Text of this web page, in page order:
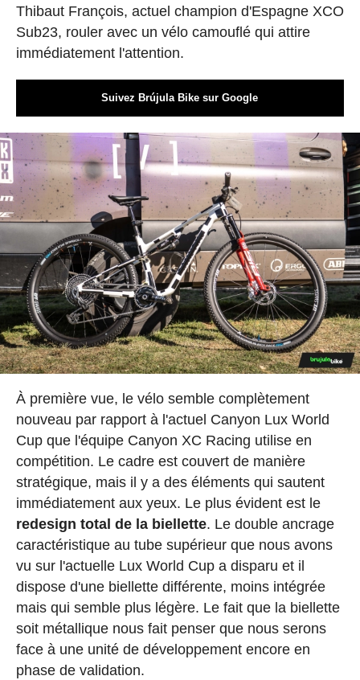
Thibaut François, actuel champion d'Espagne XCO
Sub23, rouler avec un vélo camouflé qui attire
immédiatement l'attention.
Suivez Brújula Bike sur Google
À première vue, le vélo semble complètement
nouveau par rapport à l'actuel Canyon Lux World
Cup que l'équipe Canyon XC Racing utilise en
compétition. Le cadre est couvert de manière
stratégique, mais il y a des éléments qui sautent
immédiatement aux yeux. Le plus évident est le
redesign total de la biellette. Le double ancrage
caractéristique au tube supérieur que nous avons
vu sur l'actuelle Lux World Cup a disparu et il
dispose d'une biellette différente, moins intégrée
mais qui semble plus légère. Le fait que la biellette
soit métallique nous fait penser que nous serons
face à une unité de développement encore en
phase de validation.